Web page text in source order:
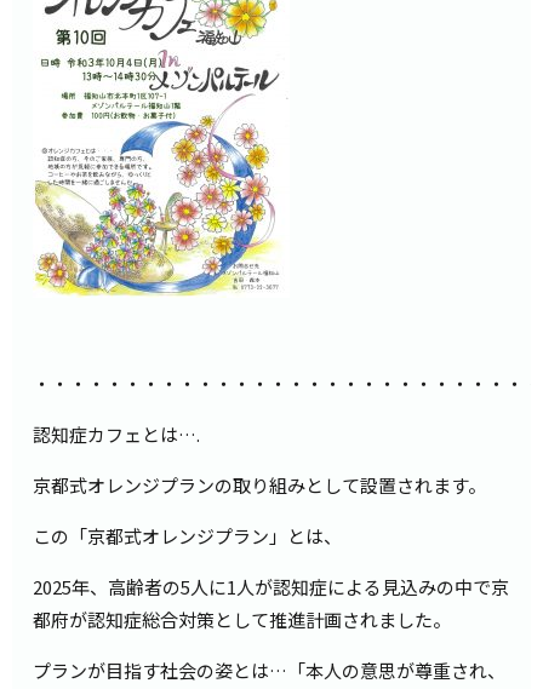
・・・・・・・・・・・・・・・・・・・・・・・・・・・
認知症カフェとは….
京都式オレンジプランの取り組みとして設置されます。
この「京都式オレンジプラン」とは、
2025年、高齢者の5人に1人が認知症による見込みの中で京
都府が認知症総合対策として推進計画されました。
プランが目指す社会の姿とは…「本人の意思が尊重され、